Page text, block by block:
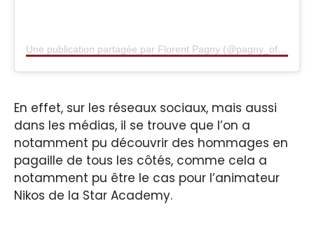
Une publication partagée par Florent Pagny (@pagny_officiel)
En effet, sur les réseaux sociaux, mais aussi
dans les médias, il se trouve que l’on a
notamment pu découvrir des hommages en
pagaille de tous les côtés, comme cela a
notamment pu être le cas pour l’animateur
Nikos de la Star Academy.